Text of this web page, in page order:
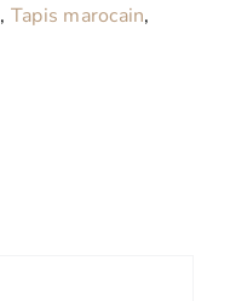
, Tapis marocain,